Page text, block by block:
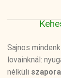
Sajnos
lovainknál:
nélküli